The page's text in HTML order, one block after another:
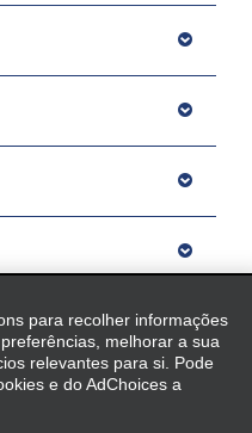
para recolher informações
melhorar a sua
relevantes para si. Pode
e do AdChoices a